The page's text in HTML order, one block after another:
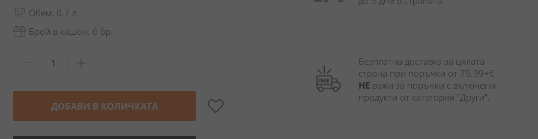
Обем: 0.7 л.
Брой в кашон: 6 бр.
ДОБАВИ В КОЛИЧКАТА
Безплатна доставка за цялата
НЕ важи за поръчки с включени
продукти от категория "Други".